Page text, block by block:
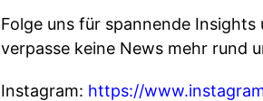
Folge uns für spannende
verpasse keine News mehr rund
Instagram: https://